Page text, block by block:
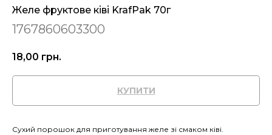
Желе фруктове ківі KrafPak 70г
1767860603300
18,00 грн.
КУПИТИ
Сухий порошок для приготування желе зі смаком ківі.